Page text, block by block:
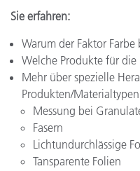
Sie erfahren:
Warum der Faktor
Welche Produkte für die
Mehr über spezielle
Produkten/Materialtypen
Messung bei
Fasern
Lichtundurchlässige
Tansparente Folien